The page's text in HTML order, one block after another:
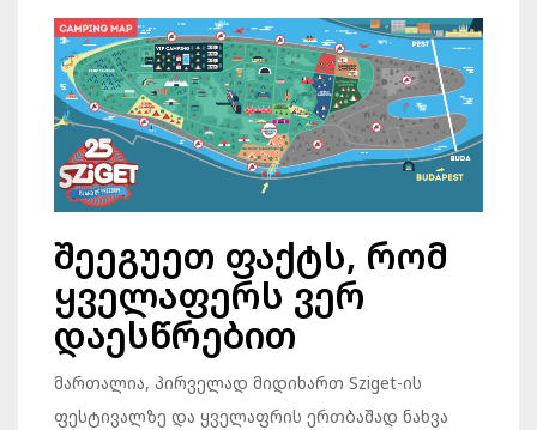
შეეგუეთ ფაქტს, რომ
ყველაფერს ვერ
დაესწრებით
მართალია, პირველად მიდიხართ Sziget-ის
ფესტივალზე და ყველაფრის ერთბაშად ნახვა